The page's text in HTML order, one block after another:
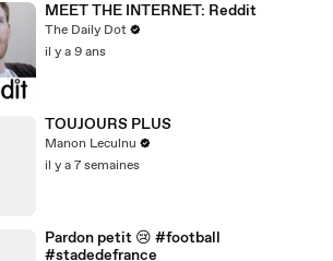
MEET THE INTERNET: Reddit
The Daily Dot
il y a 9 ans
TOUJOURS PLUS
Manon Leculnu
il y a 7 semaines
Pardon petit 😢 #football
#stadedefrance